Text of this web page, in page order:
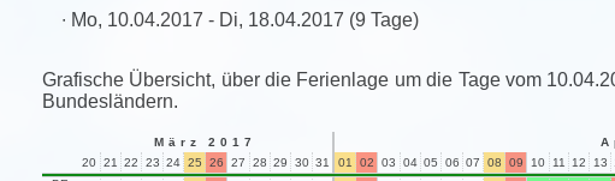
Mo, 10.04.2017 - Di, 18.04.2017 (9 Tage)
Grafische Übersicht, über die Ferienlage um die Tage vom
Bundesländern.
März 2017
20 21 22 23 24 25 26 27 28 29 30 31 01 02 03 04 05 06 07 08 09 10 11 12 13